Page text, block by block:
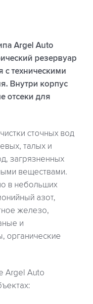
Argel Auto
резервуар
с техническими
Внутри корпус
отсеки для
сточных вод
талых и
загрязненных
веществами.
в небольших
азот,
железо,
и
органические
Argel Auto